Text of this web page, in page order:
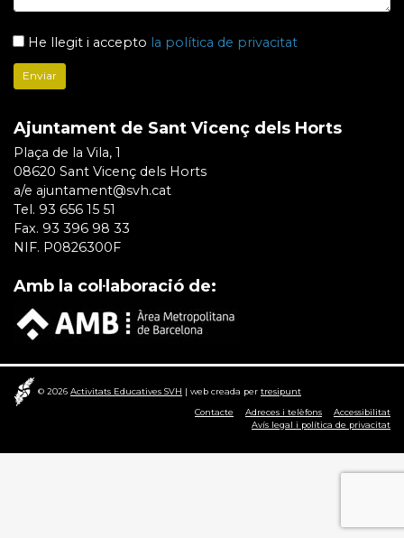
He llegit i accepto la política de privacitat
Ajuntament de Sant Vicenç dels Horts
Plaça de la Vila, 1
08620 Sant Vicenç dels Horts
a/e ajuntament@svh.cat
Tel. 93 656 15 51
Fax. 93 396 98 33
NIF. P0826300F
Amb la col·laboració de:
© 2026 Activitats Educatives SVH | web creada per tresipunt
Contacte Adreces i telèfons
Accessibilitat
Avís legal i política de privacitat